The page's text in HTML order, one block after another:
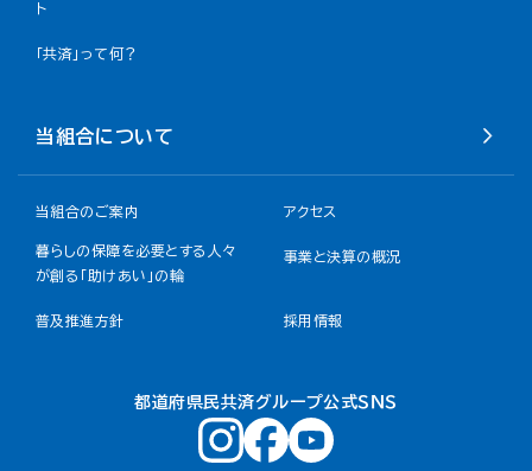
ト
「共済」って何？
当組合について
当組合のご案内 アクセス
暮らしの保障を必要とする人々
が創る「助けあい」の輪
事業と決算の概況
普及推進方針 採用情報
都道府県民共済グループ公式ＳＮＳ